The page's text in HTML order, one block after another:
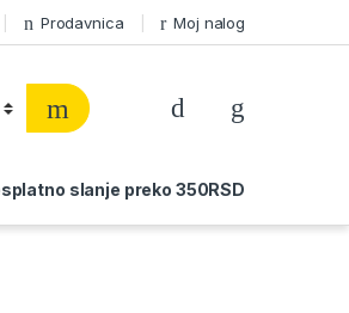
Prodavnica Moj nalog
slanje preko 350RSD